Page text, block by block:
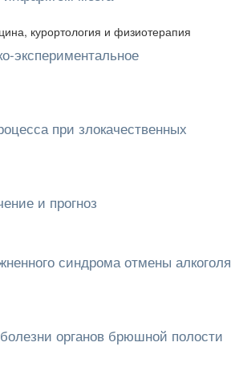
курортология и физиотерапия
экспериментальное
при злокачественных
и прогноз
синдрома отмены алкоголя
органов брюшной полости